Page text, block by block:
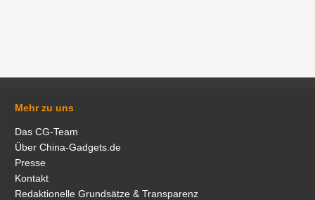
Mehr zu uns
Das CG-Team
Über China-Gadgets.de
Presse
Kontakt
Redaktionelle Grundsätze & Transparenz